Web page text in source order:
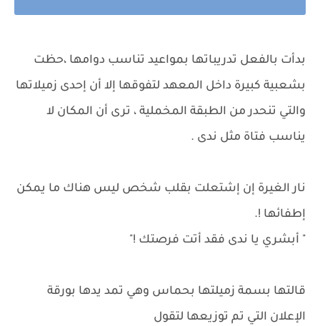
بدأت بالفعل تدريباتها بمواعيد تناسب دوامها ،حظت
بشعبية كبيرة داخل المعهد لتفوقها إلا أن إحدى زميلاتها
والتي تنحدر من الطبقة المخملية ، ترى أن المكان لا
يناسب فتاة مثل ندى .
نار الغيرة إن إشتعلت بقلب شخص ليس هناك ما يمكن
إطفائها !.
" أبشري يا ندى فقد أتت فرصتك !"
قالتها بسمة زميلتها بحماس وهي تمد يدها بورقة
الإعلان التي تم توزيعها لتقول